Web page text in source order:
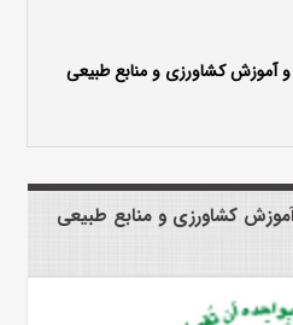
و آموزش کشاورزی و منابع طبیعی
کشاورزی و منابع طبیعی